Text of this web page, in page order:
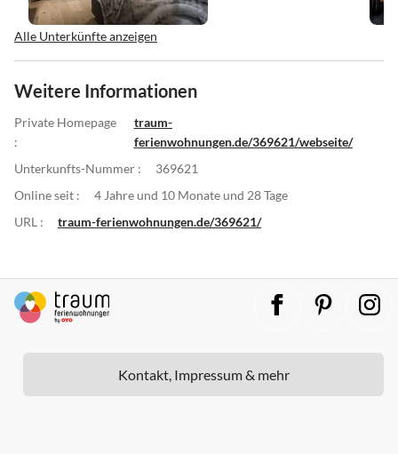
Alle Unterkünfte anzeigen
Weitere Informationen
Private Homepage
:
traum-
ferienwohnungen.de/369621/webseite/
Unterkunfts-Nummer :
369621
Online seit :
4 Jahre und 10 Monate und 28 Tage
URL :
traum-ferienwohnungen.de/369621/
Kontakt, Impressum & mehr